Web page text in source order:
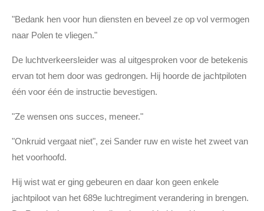
"Bedank hen voor hun diensten en beveel ze op vol vermogen
naar Polen te vliegen."
De luchtverkeersleider was al uitgesproken voor de betekenis
ervan tot hem door was gedrongen. Hij hoorde de jachtpiloten
één voor één de instructie bevestigen.
"Ze wensen ons succes, meneer."
"Onkruid vergaat niet", zei Sander ruw en wiste het zweet van
het voorhoofd.
Hij wist wat er ging gebeuren en daar kon geen enkele
jachtpiloot van het 689e luchtregiment verandering in brengen.